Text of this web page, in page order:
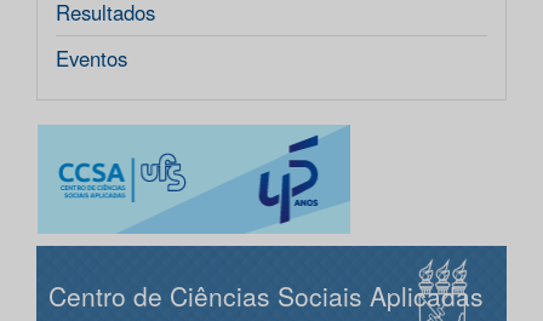
Resultados
Eventos
Centro de Ciências Sociais Aplicadas